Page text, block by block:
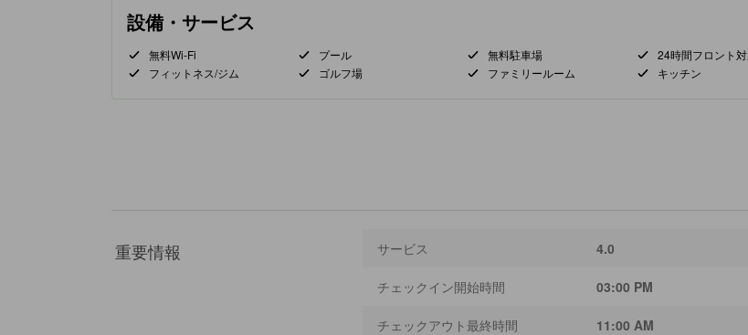
設備・サービス
無料Wi-Fi プール 無料駐車場
24時間フロント
フィットネス/ジム
ゴルフ場 ファミリールーム キッチン
重要情報 サービス 4.0
チェックイン開始時間 03:00 PM
チェックアウト最終時間 11:00 AM